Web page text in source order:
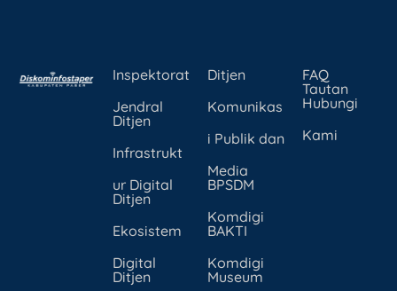
Inspektorat
Jendral
Ditjen
Infrastrukt
ur Digital
Ditjen
Ekosistem
Digital
Ditjen
Ditjen
Komunikas
i Publik dan
Media
BPSDM
Komdigi
BAKTI
Komdigi
Museum
FAQ
Tautan
Hubungi
Kami